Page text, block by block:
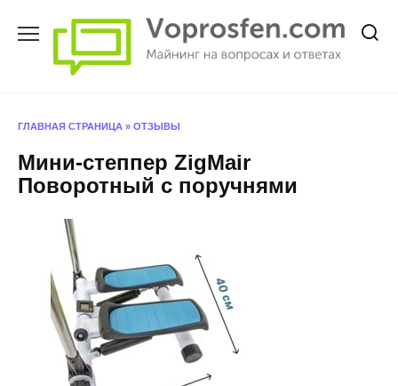
ГЛАВНАЯ СТРАНИЦА » ОТЗЫВЫ
Мини-степпер ZigMair
Поворотный с поручнями